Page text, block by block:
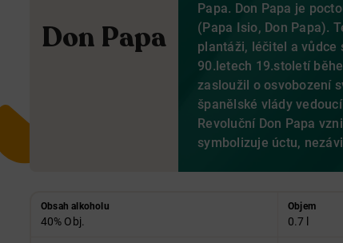
Don Papa
Papa. Don Papa je
(Papa Isio, Don Papa).
plantáži, léčitel a vůdce
90.letech 19.století
zasloužil o osvobození
španělské vlády
Revoluční Don Papa
symbolizuje úctu,
Obsah alkoholu
40% Obj.
Objem
0.7 l